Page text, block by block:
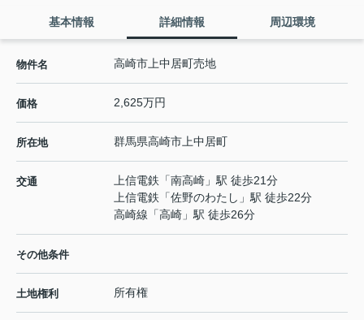
基本情報 詳細情報 周辺環境
物件名 高崎市上中居町売地
価格 2,625万円
所在地 群馬県高崎市 上中居町
交通 上信電鉄 「南高崎 」駅 徒歩21分
上信電鉄 「佐野のわたし 」駅 徒歩22分
高崎線 「高崎 」駅 徒歩26分
その他条件
土地権利 所有権